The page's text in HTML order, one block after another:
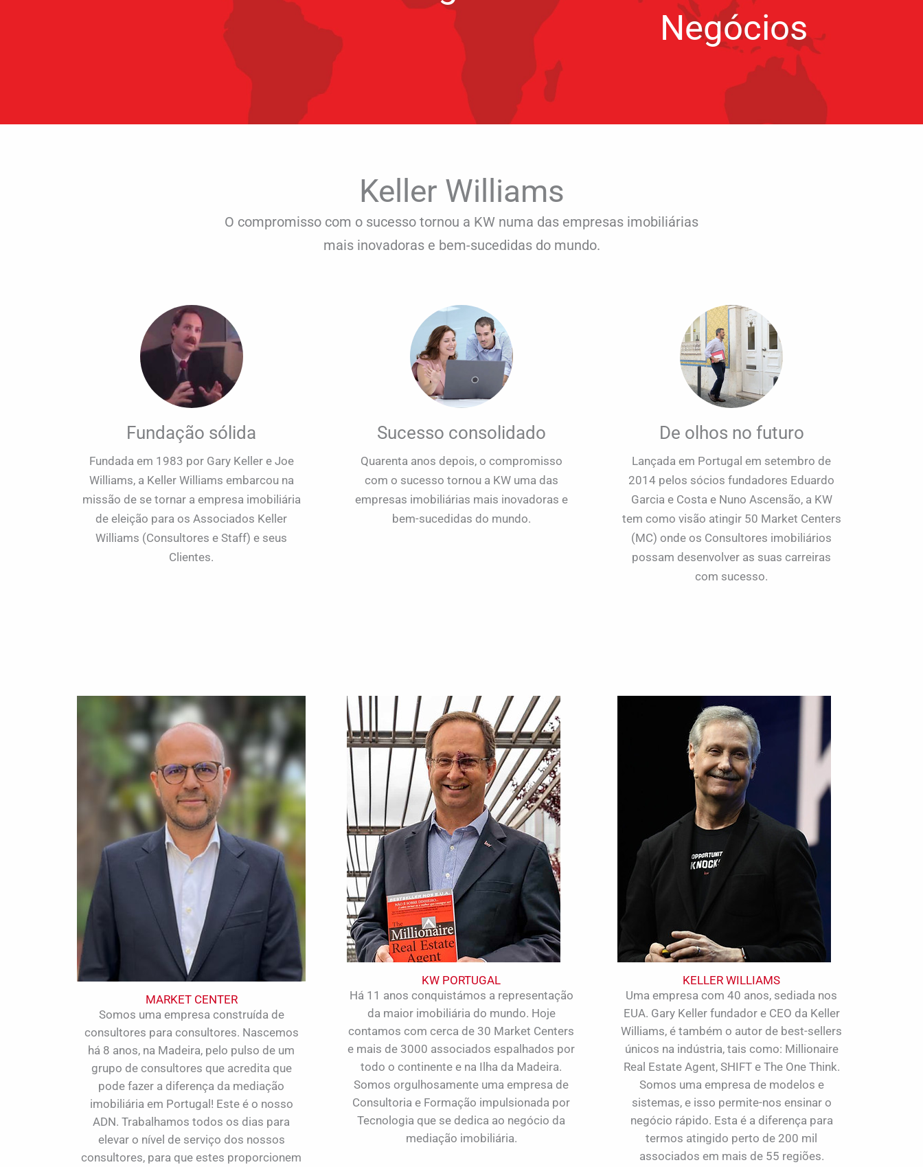
Negócios
Keller Williams
O compromisso com o sucesso tornou a KW numa das empresas imobiliárias
mais inovadoras e bem-sucedidas do mundo.
Fundação sólida
Fundada em 1983 por Gary Keller e Joe
Williams, a Keller Williams embarcou na
missão de se tornar a empresa imobiliária
de eleição para os Associados Keller
Williams (Consultores e Staff) e seus
Clientes.
Sucesso consolidado
Quarenta anos depois, o compromisso
com o sucesso tornou a KW uma das
empresas imobiliárias mais inovadoras e
bem-sucedidas do mundo.
De olhos no futuro
Lançada em Portugal em setembro de
2014 pelos sócios fundadores Eduardo
Garcia e Costa e Nuno Ascensão, a KW
tem como visão atingir 50 Market Centers
(MC) onde os Consultores imobiliários
possam desenvolver as suas carreiras
com sucesso.
MARKET CENTER
Somos uma empresa construída de
consultores para consultores. Nascemos
há 8 anos, na Madeira, pelo pulso de um
grupo de consultores que acredita que
pode fazer a diferença da mediação
imobiliária em Portugal! Este é o nosso
ADN. Trabalhamos todos os dias para
elevar o nível de serviço dos nossos
consultores, para que estes proporcionem
KW PORTUGAL
Há 11 anos conquistámos a representação
da maior imobiliária do mundo. Hoje
contamos com cerca de 30 Market Centers
e mais de 3000 associados espalhados por
todo o continente e na Ilha da Madeira.
Somos orgulhosamente uma empresa de
Consultoria e Formação impulsionada por
Tecnologia que se dedica ao negócio da
mediação imobiliária.
KELLER WILLIAMS
Uma empresa com 40 anos, sediada nos
EUA. Gary Keller fundador e CEO da Keller
Williams, é também o autor de best-sellers
únicos na indústria, tais como: Millionaire
Real Estate Agent, SHIFT e The One Think.
Somos uma empresa de modelos e
sistemas, e isso permite-nos ensinar o
negócio rápido. Esta é a diferença para
termos atingido perto de 200 mil
associados em mais de 55 regiões.